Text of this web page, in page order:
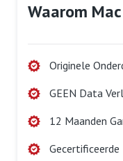
Waarom
Originele
GEEN Data
12 Maanden